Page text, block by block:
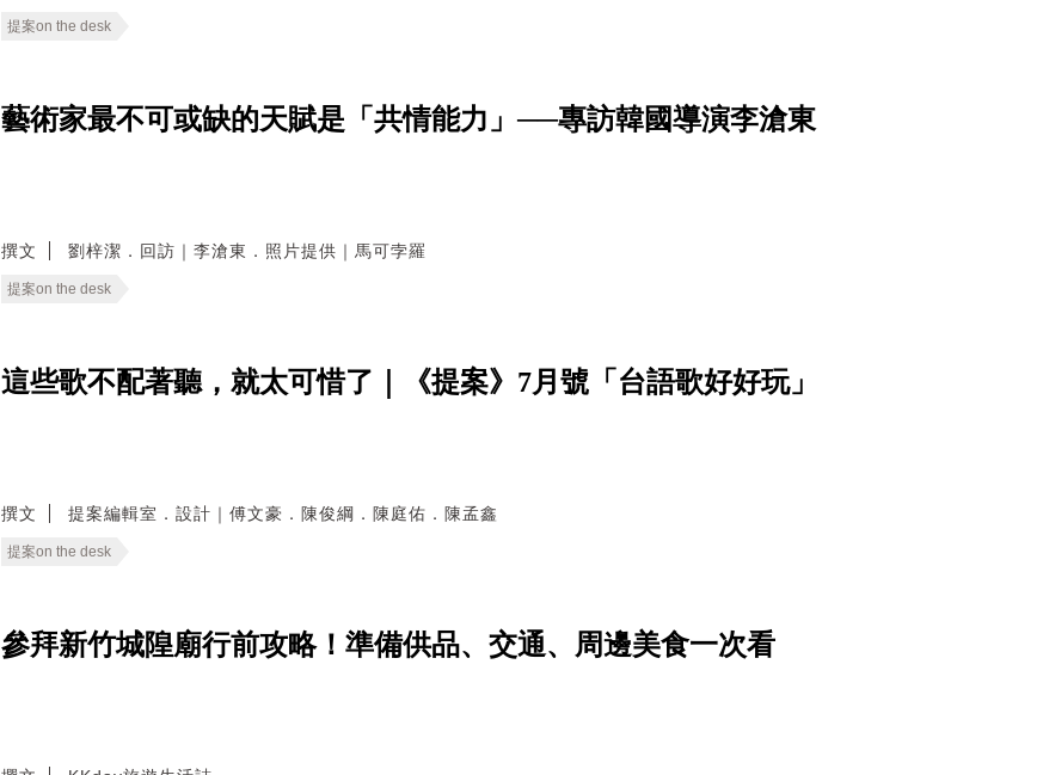
提案on the desk
藝術家最不可或缺的天賦是「共情能力」──專訪韓國導演李滄東
撰文 劉梓潔．回訪｜李滄東．照片提供｜馬可孛羅
提案on the desk
這些歌不配著聽，就太可惜了｜《提案》7月號「台語歌好好玩」
撰文 提案編輯室．設計｜傅文豪．陳俊綱．陳庭佑．陳孟鑫
提案on the desk
參拜新竹城隍廟行前攻略！準備供品、交通、周邊美食一次看